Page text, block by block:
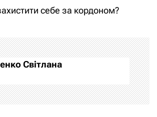
себе за кордоном?
Світлана